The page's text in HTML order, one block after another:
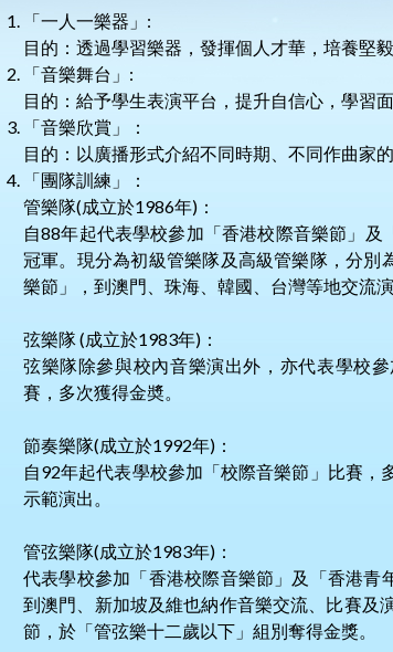
「一人一樂器」:
目的：透過學習樂器，發揮個人才華，培養堅
「音樂舞台」:
目的：給予學生表演平台，提升自信心，學習面
「音樂欣賞」：
目的：以廣播形式介紹不同時期、不同作曲家
「團隊訓練」：
管樂隊(成立於1986年)：
自88年起代表學校參加「香港校際音樂節」
冠軍。現分為初級管樂隊及高級管樂隊，分別
樂節」，到澳門、珠海、韓國、台灣等地交流演
弦樂隊 (成立於1983年)：
弦樂隊除參與校內音樂演出外，亦代表學校
賽，多次獲得金奬。
節奏樂隊(成立於1992年)：
自92年起代表學校參加「校際音樂節」比賽
示範演出。
管弦樂隊(成立於1983年)：
代表學校參加「香港校際音樂節」及「香港青
到澳門、新加坡及維也納作音樂交流、比賽及
節，於「管弦樂十二歲以下」組別奪得金獎。